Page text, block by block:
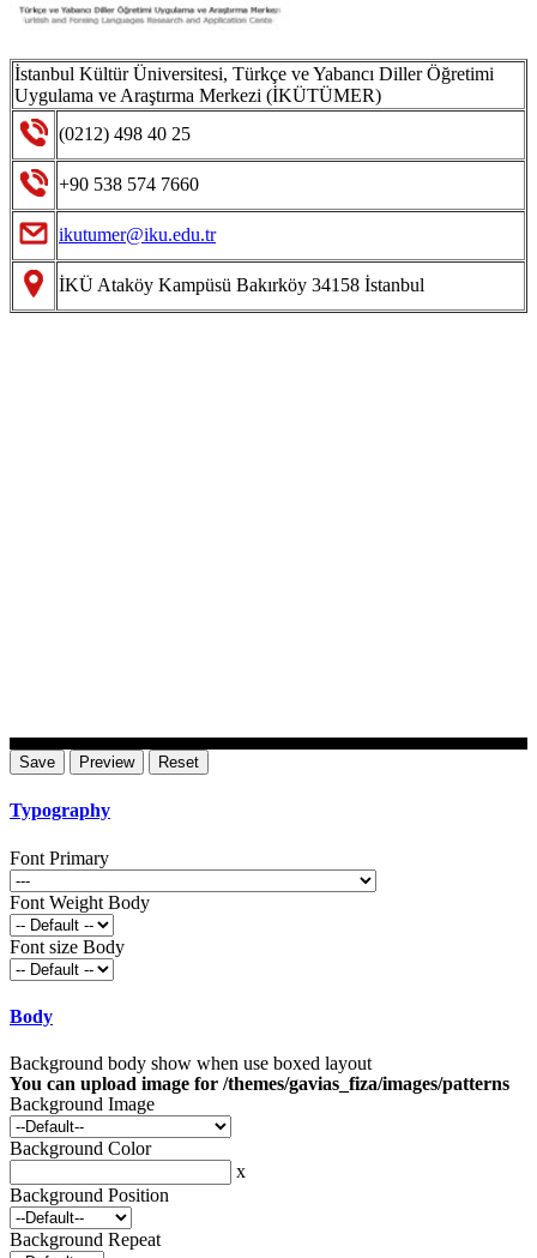
İstanbul Kültür Üniversitesi, Türkçe ve Yabancı Diller Öğretimi
Uygulama ve Araştırma Merkezi (İKÜTÜMER)
(0212) 498 40 25
+90 538 574 7660
ikutumer@iku.edu.tr
İKÜ Ataköy Kampüsü Bakırköy 34158 İstanbul
Typography
Font Primary
Font Weight Body
Font size Body
Body
Background body show when use boxed layout
You can upload image for /themes/gavias_fiza/images/patterns
Background Image
Background Color
x
Background Position
Background Repeat